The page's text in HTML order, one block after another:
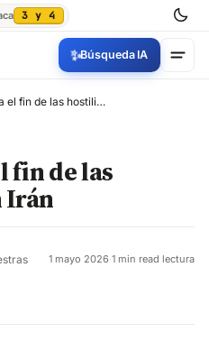
3 y 4
✨Búsqueda IA
Trump declara el fin de las hostilidades con Irán
fin de las
Irán
1 mayo 2026·1 min read lectura